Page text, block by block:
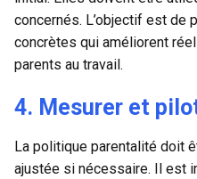
concernés. L’objectif est de
concrètes qui améliorent
parents au travail.
4. Mesurer et
La politique parentalité doit
ajustée si nécessaire. Il est